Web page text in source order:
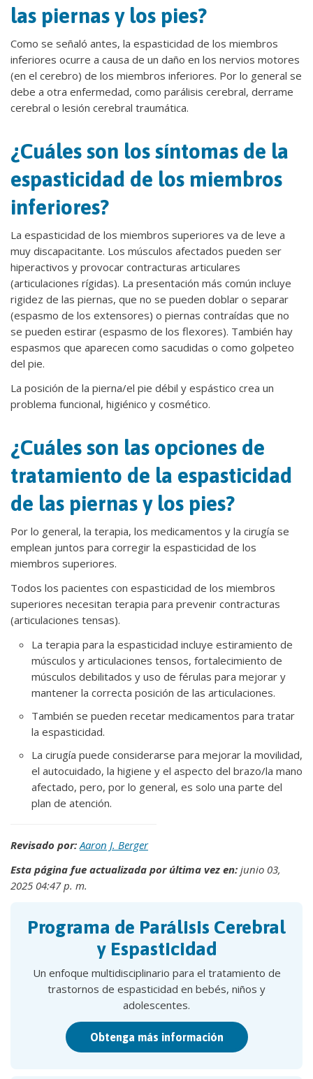
las piernas y los pies?
Como se señaló antes, la espasticidad de los miembros
inferiores ocurre a causa de un daño en los nervios motores
(en el cerebro) de los miembros inferiores. Por lo general se
debe a otra enfermedad, como parálisis cerebral, derrame
cerebral o lesión cerebral traumática.
¿Cuáles son los síntomas de la
espasticidad de los miembros
inferiores?
La espasticidad de los miembros superiores va de leve a
muy discapacitante. Los músculos afectados pueden ser
hiperactivos y provocar contracturas articulares
(articulaciones rígidas). La presentación más común incluye
rigidez de las piernas, que no se pueden doblar o separar
(espasmo de los extensores) o piernas contraídas que no
se pueden estirar (espasmo de los flexores). También hay
espasmos que aparecen como sacudidas o como golpeteo
del pie.
La posición de la pierna/el pie débil y espástico crea un
problema funcional, higiénico y cosmético.
¿Cuáles son las opciones de
tratamiento de la espasticidad
de las piernas y los pies?
Por lo general, la terapia, los medicamentos y la cirugía se
emplean juntos para corregir la espasticidad de los
miembros superiores.
Todos los pacientes con espasticidad de los miembros
superiores necesitan terapia para prevenir contracturas
(articulaciones tensas).
La terapia para la espasticidad incluye estiramiento de
músculos y articulaciones tensos, fortalecimiento de
músculos debilitados y uso de férulas para mejorar y
mantener la correcta posición de las articulaciones.
También se pueden recetar medicamentos para tratar
la espasticidad.
La cirugía puede considerarse para mejorar la movilidad,
el autocuidado, la higiene y el aspecto del brazo/la mano
afectado, pero, por lo general, es solo una parte del
plan de atención.
Revisado por: Aaron J. Berger
Esta página fue actualizada por última vez en: junio 03,
2025 04:47 p. m.
Programa de Parálisis Cerebral
y Espasticidad
Un enfoque multidisciplinario para el tratamiento de
trastornos de espasticidad en bebés, niños y
adolescentes.
Obtenga más información